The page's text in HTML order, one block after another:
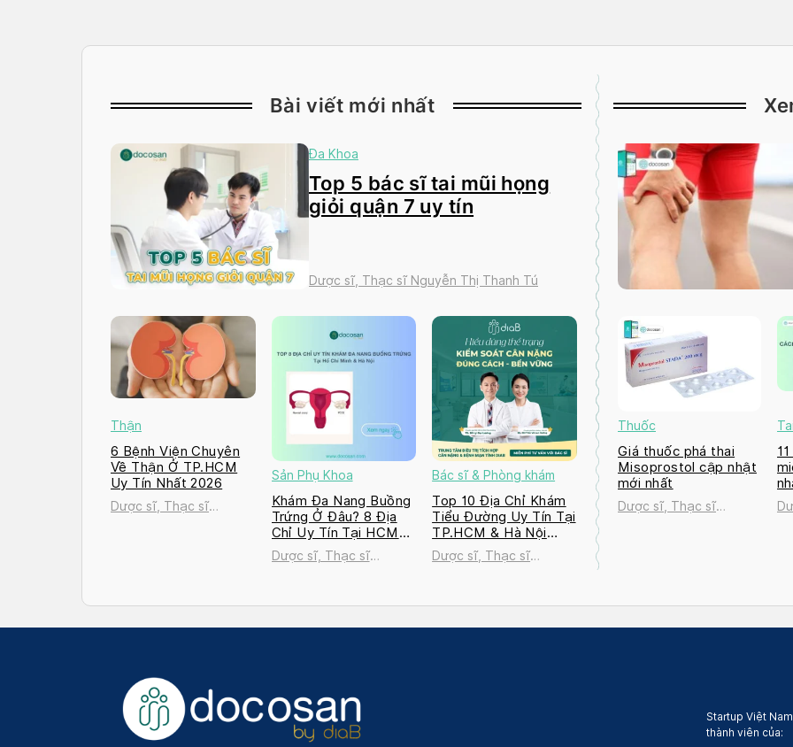
Bài viết mới nhất
Đa Khoa
Top 5 bác sĩ tai mũi họng
giỏi quận 7 uy tín
Dược sĩ, Thạc sĩ Nguyễn Thị Thanh Tú
Thận
6 Bệnh Viện Chuyên
Về Thận Ở TP.HCM
Uy Tín Nhất 2026
Dược sĩ, Thạc sĩ
Sản Phụ Khoa
Khám Đa Nang Buồng
Trứng Ở Đâu? 8 Địa
Chỉ Uy Tín Tại HCM
và Hà Nội 2026
Dược sĩ, Thạc sĩ
Bác sĩ & Phòng khám
Top 10 Địa Chỉ Khám
Tiểu Đường Uy Tín Tại
TP.HCM & Hà Nội
2026
Dược sĩ, Thạc sĩ
Thuốc
Giá thuốc phá thai
Misoprostol cập nhật
mới nhất
Dược sĩ, Thạc sĩ
Startup Việt
thành viên của: